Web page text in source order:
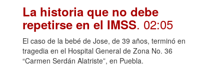
La historia que no debe
repetirse en el IMSS. 02:05
El caso de la bebé de Jose, de 39 años, terminó en
tragedia en el Hospital General de Zona No. 36
“Carmen Serdán Alatriste”, en Puebla.